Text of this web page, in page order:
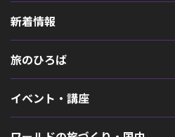
新着情報
旅のひろば
イベント・講座